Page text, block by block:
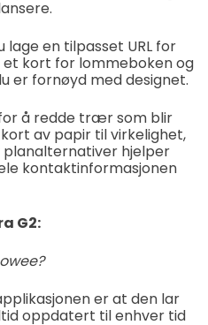
lage en tilpasset URL for
kort for lommeboken og
er fornøyd med designet.
å redde trær som blir
av papir til virkelighet,
hjelper
kontaktinformasjonen
G2:
er at den lar
oppdatert til enhver tid